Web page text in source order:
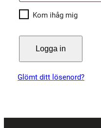
Kom ihåg mig
Logga in
Glömt ditt lösenord?